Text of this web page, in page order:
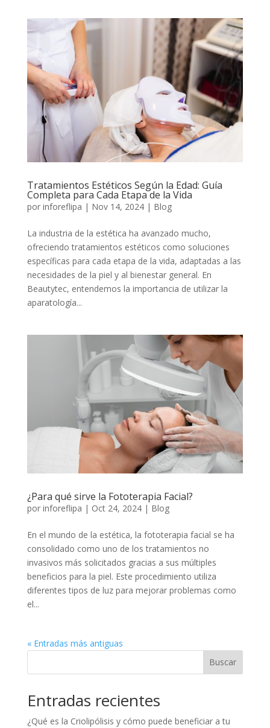
Tratamientos Estéticos Según la Edad: Guía
Completa para Cada Etapa de la Vida
por inforeflipa | Nov 14, 2024| Blog
La industria de la estética ha avanzado mucho,
ofreciendo tratamientos estéticos como soluciones
específicas para cada etapa de la vida, adaptadas a las
necesidades de la piel y al bienestar general. En
Beautytec, entendemos la importancia de utilizar la
aparatología...
¿Para qué sirve la Fototerapia Facial?
por inforeflipa | Oct 24, 2024| Blog
En el mundo de la estética, la fototerapia facial se ha
consolidado como uno de los tratamientos no
invasivos más solicitados gracias a sus múltiples
beneficios para la piel. Este procedimiento utiliza
diferentes tipos de luz para mejorar problemas como
el...
« Entradas más antiguas
Buscar
Entradas recientes
¿Qué es la Criolipólisis y cómo puede beneficiar a tu